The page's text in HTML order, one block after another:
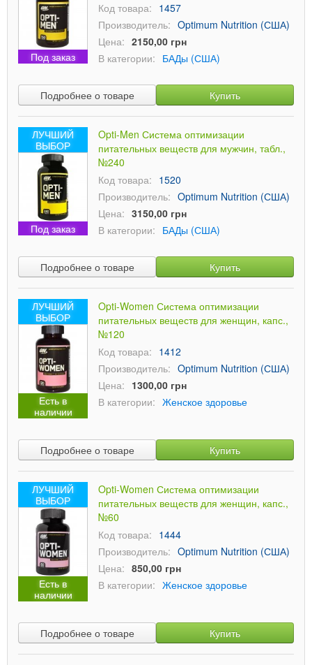
Под заказ
Код товара: 1457
Производитель: Optimum Nutrition (США)
Цена: 2150,00 грн
В категории: БАДы (США)
Подробнее о товаре Купить
ЛУЧШИЙ
ВЫБОР
Под заказ
Opti-Men Система оптимизации
питательных веществ для мужчин, табл.,
№240
Код товара: 1520
Производитель: Optimum Nutrition (США)
Цена: 3150,00 грн
В категории: БАДы (США)
Подробнее о товаре Купить
ЛУЧШИЙ
ВЫБОР
Есть в
наличии
Opti-Women Система оптимизации
питательных веществ для женщин, капс.,
№120
Код товара: 1412
Производитель: Optimum Nutrition (США)
Цена: 1300,00 грн
В категории: Женское здоровье
Подробнее о товаре Купить
ЛУЧШИЙ
ВЫБОР
Есть в
наличии
Opti-Women Система оптимизации
питательных веществ для женщин, капс.,
№60
Код товара: 1444
Производитель: Optimum Nutrition (США)
Цена: 850,00 грн
В категории: Женское здоровье
Подробнее о товаре Купить